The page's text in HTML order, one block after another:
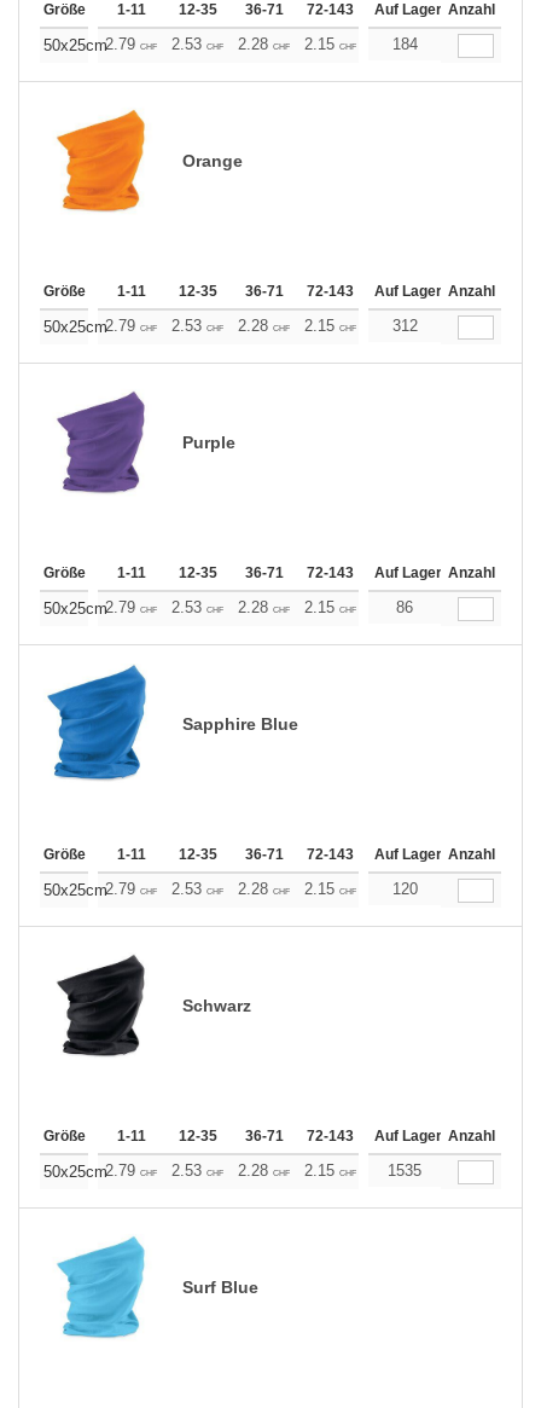
Größe 1-11 12-35 36-71 72-143 144-287 288 +
Auf Lager Anzahl
50x25cm2.79 CHF 2.53 CHF 2.28 CHF 2.15 CHF 2.03CHF
184
Orange
Größe 1-11 12-35 36-71 72-143 144-287 288 +
Auf Lager Anzahl
50x25cm2.79 CHF 2.53 CHF 2.28 CHF 2.15 CHF 2.03 CHF
312
Purple
Größe 1-11 12-35 36-71 72-143 144-287 288 +
Auf Lager Anzahl
50x25cm2.79 CHF 2.53 CHF 2.28 CHF 2.15 CHF 2.03CHF
86
Sapphire Blue
Größe 1-11 12-35 36-71 72-143 144-287 288 +
Auf Lager Anzahl
50x25cm2.79 CHF 2.53 CHF 2.28 CHF 2.15 CHF 2.03CHF
120
Schwarz
Größe 1-11 12-35 36-71 72-143 144-287 288 +
Auf Lager Anzahl
50x25cm2.79 CHF 2.53 CHF 2.28 CHF 2.15 CHF 2.03CHF
1535
Surf Blue